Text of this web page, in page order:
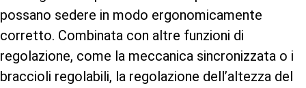
possano sedere in modo ergonomicamente
corretto. Combinata con altre funzioni di
regolazione, come la meccanica sincronizzata o i
braccioli regolabili, la regolazione dell’altezza del